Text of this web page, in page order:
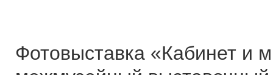
Фотовыставка «Кабинет и